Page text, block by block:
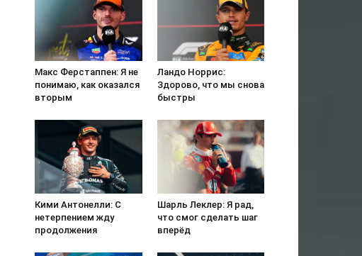
Макс Ферстаппен: Я не
понимаю, как оказался
вторым
Ландо Норрис:
Здорово, что мы снова
быстры
Кими Антонелли: С
нетерпением жду
продолжения
Шарль Леклер: Я рад,
что смог сделать шаг
вперёд